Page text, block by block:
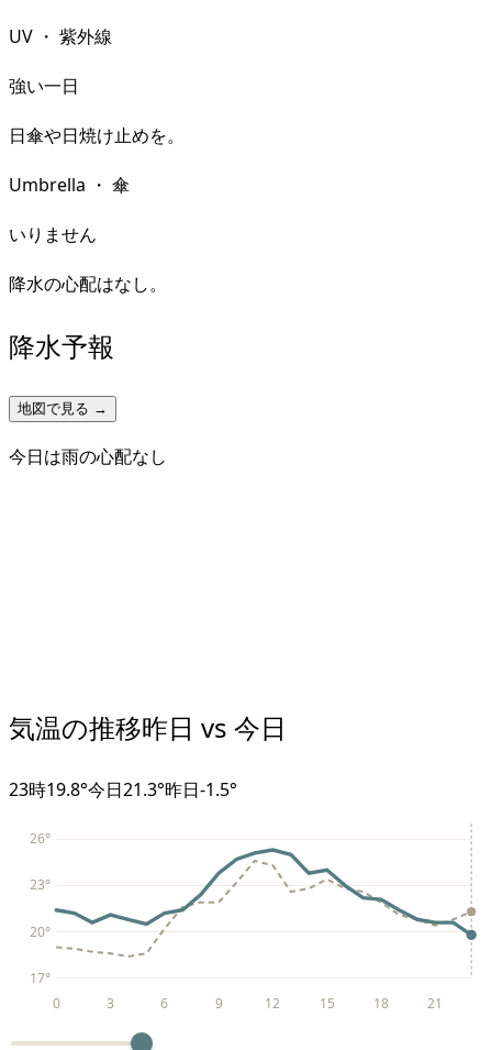
UV ・ 紫外線
強い一日
日傘や日焼け止めを。
Umbrella ・ 傘
いりません
降水の心配はなし。
降水予報
地図で見る →
今日は雨の心配なし
気温の推移昨日 vs 今日
23時19.8°今日21.3°昨日-1.5°
17°
20°
23°
26°
0 3 6 9 12 15 18 21